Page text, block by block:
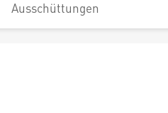
Ausschüttungen